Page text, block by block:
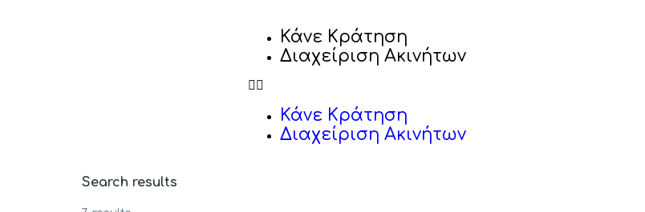
Κάνε Κράτηση
Διαχείριση Ακινήτων
Κάνε Κράτηση
Διαχείριση Ακινήτων
Search results